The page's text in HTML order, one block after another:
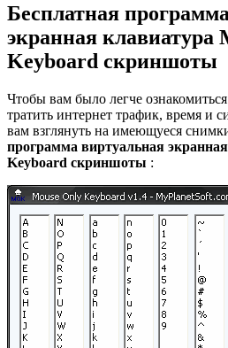
Бесплатная
экранная клавиатура
Keyboard скриншоты
Чтобы вам было легче
тратить интернет трафик, время и
вам взглянуть на имеющуеся
программа виртуальная
Keyboard скриншоты :